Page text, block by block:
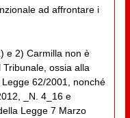
ad affrontare i
e 2) Carmilla non è
ossia alla
62/2001, nonché
_N. 4_16 e
Legge 7 Marzo